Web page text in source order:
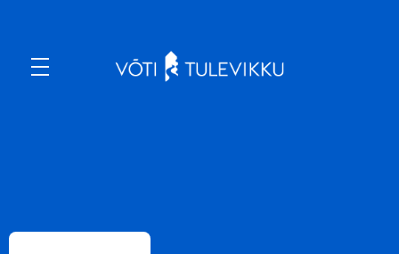
OSALENUD ETTEVÕTTED 2025
OSALENUD ETTEVÕTTED 2024